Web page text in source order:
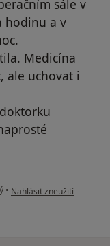
sále v
hodinu a v
Medicína
ale uchovat i
• podle názoru uživatele
Nahlásit zneužití